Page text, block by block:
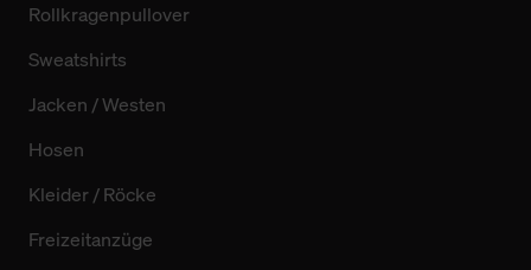
Rollkragenpullover
Sweatshirts
Jacken / Westen
Hosen
Kleider / Röcke
Freizeitanzüge